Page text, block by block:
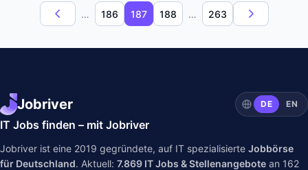
… 186 187 188 … 263
Jobriver DE EN
IT Jobs finden – mit Jobriver
Jobriver ist eine 2019 gegründete, auf IT spezialisierte Jobbörse
für Deutschland. Aktuell: 7.869 IT Jobs & Stellenangebote an 162